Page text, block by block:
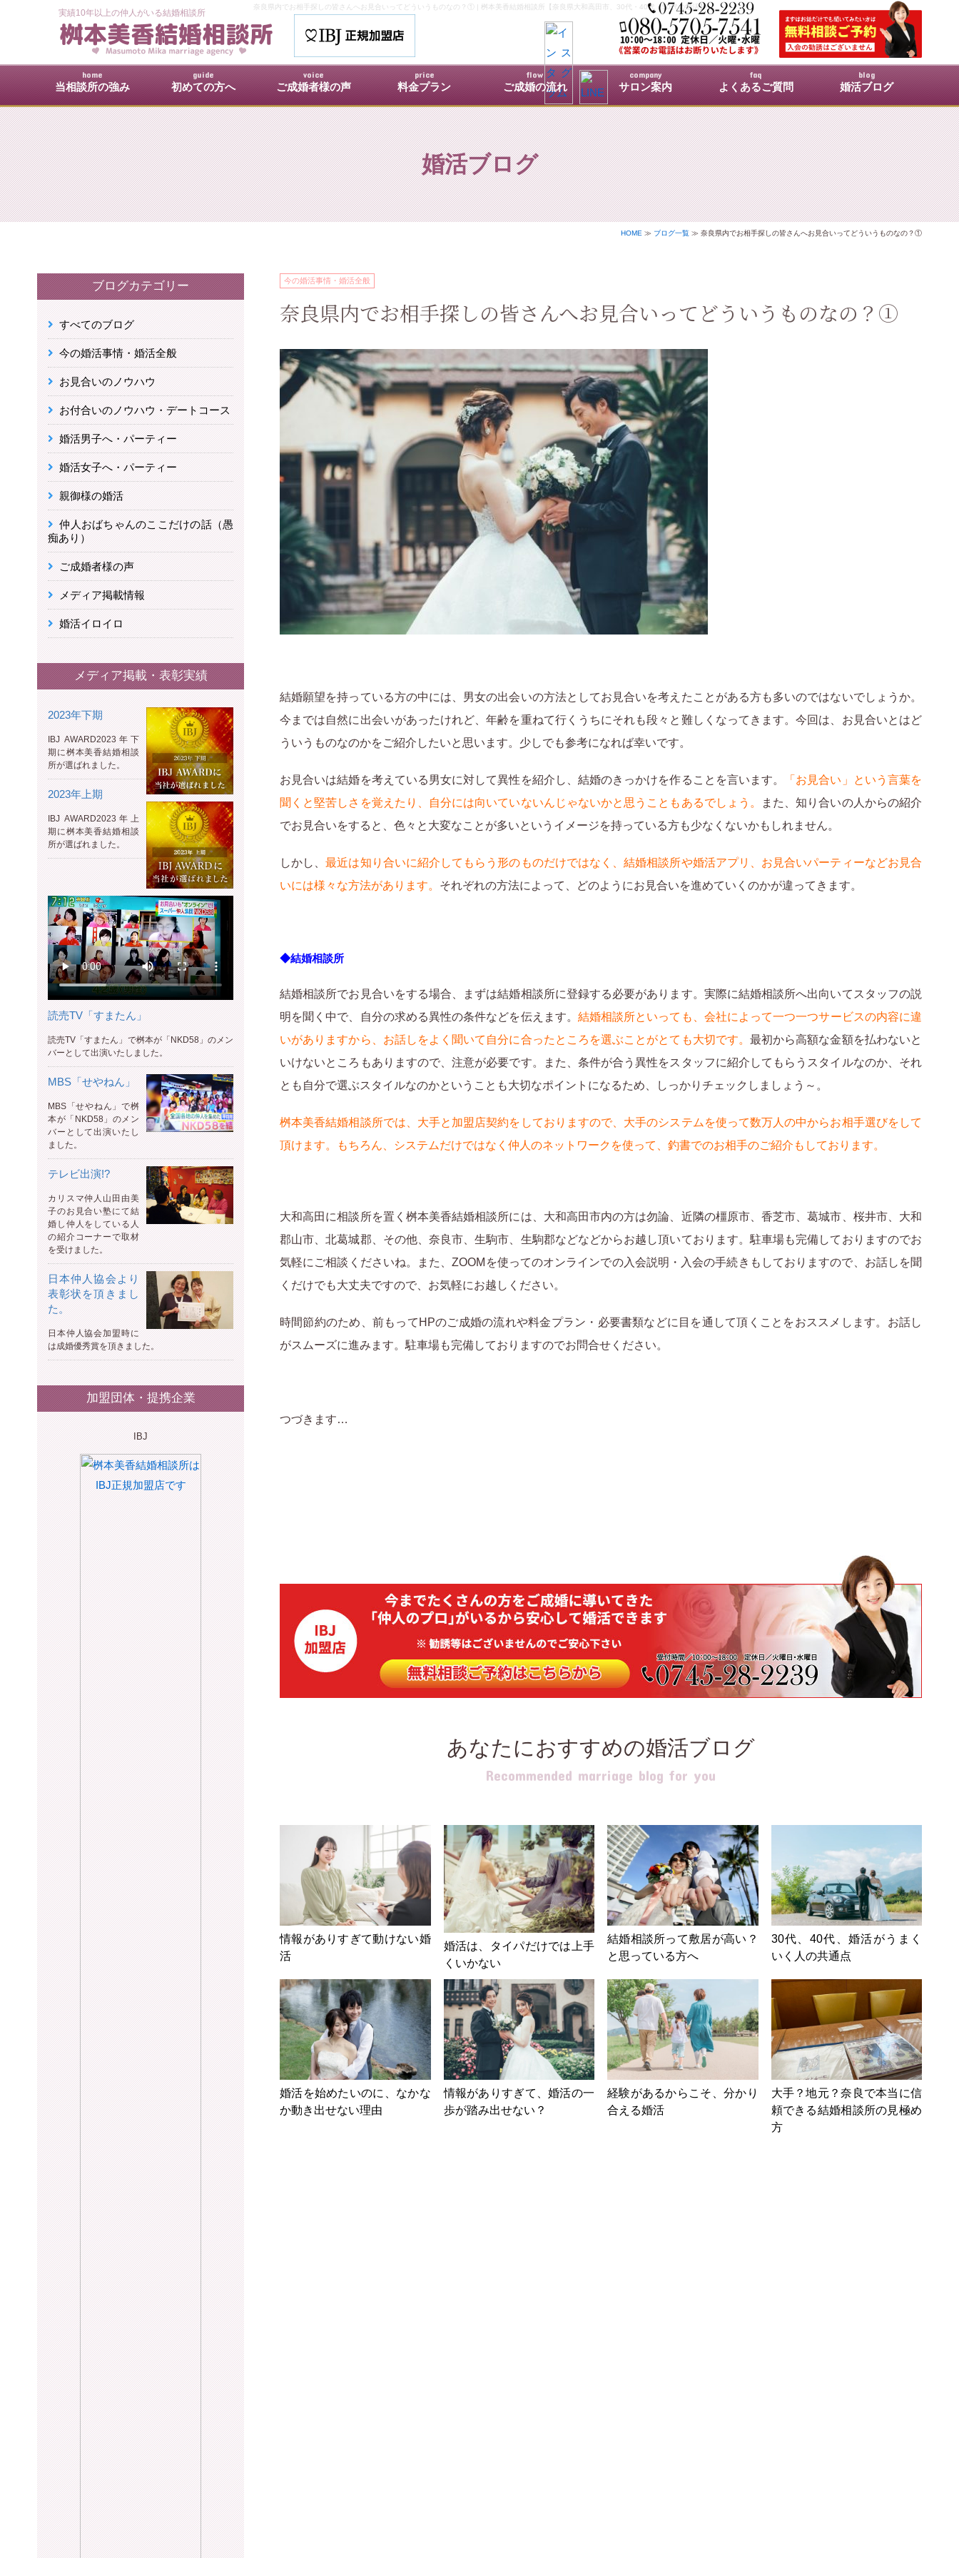
奈良県内でお相手探しの皆さんへお見合いってどういうものなの？① | 桝本美香結婚相談所【奈良県大和高田市、30代・40代・50代の婚活】
実績10年以上の仲人がいる結婚相談所
home
当相談所の強み
guide
初めての方へ
voice
ご成婚者様の声
price
料金プラン
flow
ご成婚の流れ
company
サロン案内
faq
よくあるご質問
blog
婚活ブログ
婚活ブログ
HOME ≫ ブログ一覧 ≫ 奈良県内でお相手探しの皆さんへお見合いってどういうものなの？①
今の婚活事情・婚活全般
奈良県内でお相手探しの皆さんへお見合いってどういうものなの？①
結婚願望を持っている方の中には、男女の出会いの方法としてお見合いを考えたことがある方も多いのではないでしょうか。
今までは自然に出会いがあったけれど、年齢を重ねて行くうちにそれも段々と難しくなってきます。今回は、お見合いとはど
ういうものなのかをご紹介したいと思います。少しでも参考になれば幸いです。
お見合いは結婚を考えている男女に対して異性を紹介し、結婚のきっかけを作ることを言います。
「お見合い」という言葉を
聞くと堅苦しさを覚えたり、自分には向いていないんじゃないかと思うこともあるでしょう。
また、知り合いの人からの紹介
でお見合いをすると、色々と大変なことが多いというイメージを持っている方も少なくないかもしれません。
しかし、最近は知り合いに紹介してもらう形のものだけではなく、結婚相談所や婚活アプリ、お見合いパーティーなどお見合
いには様々な方法があります。 それぞれの方法によって、どのようにお見合いを進めていくのかが違ってきます。
◆結婚相談所
結婚相談所でお見合いをする場合、まずは結婚相談所に登録する必要があります。実際に結婚相談所へ出向いてスタッフの説
明を聞く中で、自分の求める異性の条件などを伝えます。 結婚相談所といっても、会社によって一つ一つサービスの内容に違
いがありますから、お話しをよく聞いて自分に合ったところを選ぶことがとても大切です。 最初から高額な金額を払わないと
いけないところもありますので、注意が必要です。また、条件が合う異性をスタッフに紹介してもらうスタイルなのか、それ
とも自分で選ぶスタイルなのかということも大切なポイントになるため、しっかりチェックしましょう～。
桝本美香結婚相談所では、大手と加盟店契約をしておりますので、大手のシステムを使って数万人の中からお相手選びをして
頂けます。もちろん、システムだけではなく仲人のネットワークを使って、釣書でのお相手のご紹介もしております。
大和高田に相談所を置く桝本美香結婚相談所には、大和高田市内の方は勿論、近隣の橿原市、香芝市、葛城市、桜井市、大和
郡山市、北葛城郡、その他、奈良市、生駒市、生駒郡などなどからお越し頂いております。駐車場も完備しておりますのでお
気軽にご相談くださいね。また、ZOOMを使ってのオンラインでの入会説明・入会の手続きもしておりますので、お話しを聞
くだけでも大丈夫ですので、お気軽にお越しください。
時間節約のため、前もってHPのご成婚の流れや料金プラン・必要書類などに目を通して頂くことをおススメします。お話し
がスムーズに進みます。駐車場も完備しておりますのでお問合せください。
つづきます…
あなたにおすすめの婚活ブログ
Recommended marriage blog for you
情報がありすぎて動けない婚
活
婚活は、タイパだけでは上手
くいかない
結婚相談所って敷居が高い？
と思っている方へ
30代、40代、婚活がうまく
いく人の共通点
婚活を始めたいのに、なかな
か動き出せない理由
情報がありすぎて、婚活の一
歩が踏み出せない？
経験があるからこそ、分かり
合える婚活
大手？地元？奈良で本当に信
頼できる結婚相談所の見極め
方
ブログカテゴリー
すべてのブログ
今の婚活事情・婚活全般
お見合いのノウハウ
お付合いのノウハウ・デートコース
婚活男子へ・パーティー
婚活女子へ・パーティー
親御様の婚活
仲人おばちゃんのここだけの話（愚
痴あり）
ご成婚者様の声
メディア掲載情報
婚活イロイロ
メディア掲載・表彰実績
2023年下期
IBJ AWARD2023年下
期に桝本美香結婚相談
所が選ばれました。
2023年上期
IBJ AWARD2023年上
期に桝本美香結婚相談
所が選ばれました。
読売TV「すまたん」
読売TV「すまたん」で桝本が「NKD58」のメン
バーとして出演いたしました。
MBS「せやねん」
MBS「せやねん」で桝
本が「NKD58」のメン
バーとして出演いたし
ました。
テレビ出演!?
カリスマ仲人山田由美
子のお見合い塾にて結
婚し仲人をしている人
の紹介コーナーで取材
を受けました。
日本仲人協会より
表彰状を頂きまし
た。
日本仲人協会加盟時に
は成婚優秀賞を頂きました。
加盟団体・提携企業
IBJ